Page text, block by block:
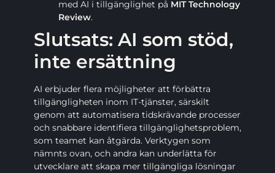
med AI i tillgänglighet på MIT Technology
Review.
Slutsats: AI som stöd,
inte ersättning
AI erbjuder flera möjligheter att förbättra
tillgängligheten inom IT-tjänster, särskilt
genom att automatisera tidskrävande processer
och snabbare identifiera tillgänglighetsproblem,
som teamet kan åtgärda. Verktygen som
nämnts ovan, och andra kan underlätta för
utvecklare att skapa mer tillgängliga lösningar